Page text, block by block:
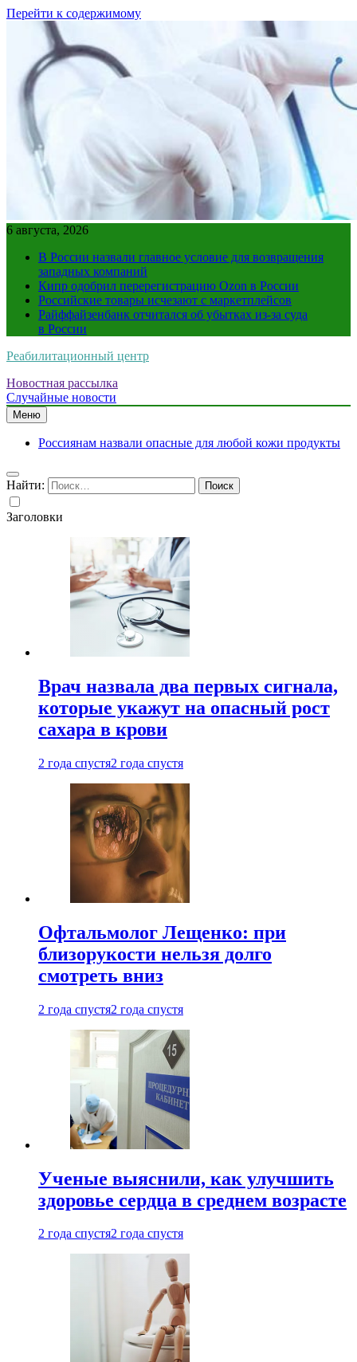
Перейти к содержимому
6 августа, 2026
В России назвали главное условие для возвращения
западных компаний
Кипр одобрил перерегистрацию Ozon в России
Российские товары исчезают с маркетплейсов
Райффайзенбанк отчитался об убытках из-за суда
в России
Реабилитационный центр
Новостная рассылка
Случайные новости
Меню
Россиянам назвали опасные для любой кожи продукты
Найти:
Заголовки
Врач назвала два первых сигнала,
которые укажут на опасный рост
сахара в крови
2 года спустя2 года спустя
Офтальмолог Лещенко: при
близорукости нельзя долго
смотреть вниз
2 года спустя2 года спустя
Ученые выяснили, как улучшить
здоровье сердца в среднем возрасте
2 года спустя2 года спустя